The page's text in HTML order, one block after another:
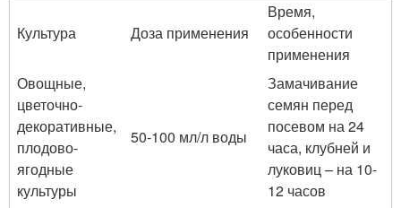
Культура Доза применения
Время,
особенности
применения
Овощные,
цветочно-
декоративные,
плодово-
ягодные
культуры
50-100 мл/л воды
Замачивание
семян перед
посевом на 24
часа, клубней и
луковиц – на 10-
12 часов